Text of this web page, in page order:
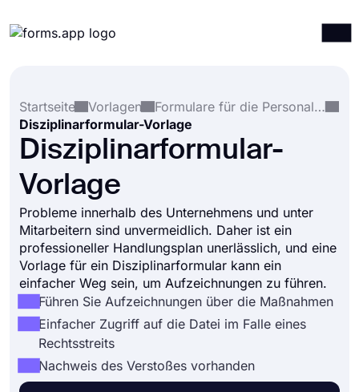
Integrationen
Vorlagen
Ressourcen
Startseite
Vorlagen
Formulare für die Personalabteilung
Disziplinarformular-Vorlage
Disziplinarformular-
Vorlage
Probleme innerhalb des Unternehmens und unter
Mitarbeitern sind unvermeidlich. Daher ist ein
professioneller Handlungsplan unerlässlich, und eine
Vorlage für ein Disziplinarformular kann ein
einfacher Weg sein, um Aufzeichnungen zu führen.
Führen Sie Aufzeichnungen über die Maßnahmen
Einfacher Zugriff auf die Datei im Falle eines
Rechtsstreits
Nachweis des Verstoßes vorhanden